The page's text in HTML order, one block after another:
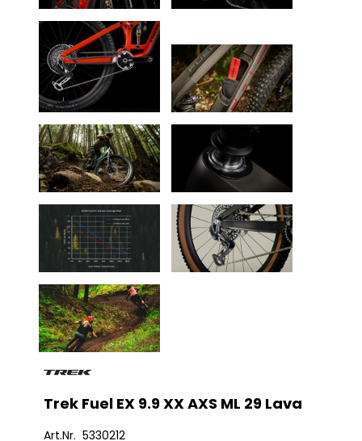
Trek Fuel EX 9.9 XX AXS ML 29 Lava
Art.Nr. 5330212